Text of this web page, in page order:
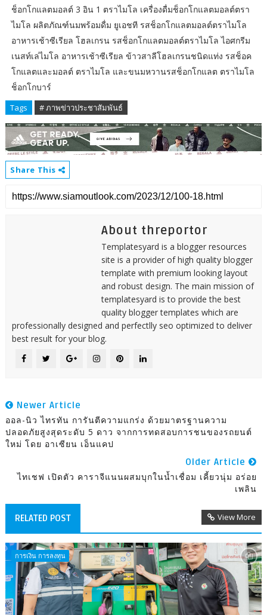
ช็อกโกแลตมอลต์ 3 อิน 1 ตราไมโล เครื่องดื่มช็อกโกแลตมอลต์ตรา
ไมโล ผลิตภัณฑ์นมพร้อมดื่ม ยูเอชที รสช็อกโกแลตมอลต์ตราไมโล
อาหารเช้าซีเรียล โฮลเกรน รสช็อกโกแลตมอลต์ตราไมโล ไอศกรีม
เนสท์เล่ไมโล อาหารเช้าซีเรียล ข้าวสาลีโฮลเกรนชนิดแท่ง รสช็อค
โกแลตและมอลต์ ตราไมโล และขนมหวานรสช็อกโกแลต ตราไมโล
ช็อกโกบาร์
Tags # ภาพข่าวประชาสัมพันธ์
Share This
About threportor
Templatesyard is a blogger resources
site is a provider of high quality blogger
template with premium looking layout
and robust design. The main mission of
templatesyard is to provide the best
quality blogger templates which are
professionally designed and perfectlly seo optimized to deliver
best result for your blog.
Newer Article
ออล-นิว ไทรทัน การันตีความแกร่ง ด้วยมาตรฐานความ
ปลอดภัยสูงสุดระดับ 5 ดาว จากการทดสอบการชนของรถยนต์
ใหม่ โดย อาเซียน เอ็นแคป
Older Article
ไทเชฟ เปิดตัว คาราจีแนนผสมบุกในน้ำเชื่อม เคี้ยวนุ่ม อร่อย
เพลิน
RELATED POST View More
การเงิน การลงทุน